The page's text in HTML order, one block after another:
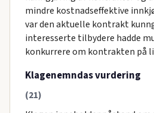
mindre kostnadseffektive
var den aktuelle kontrakt
interesserte tilbydere hadde
konkurrere om kontrakten på
Klagenemndas vurdering
(21)